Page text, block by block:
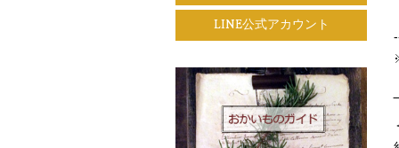
LINE公式アカウント